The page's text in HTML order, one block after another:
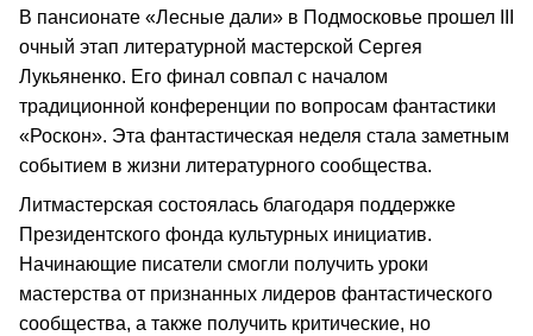
В пансионате «Лесные дали» в Подмосковье прошел III
очный этап литературной мастерской Сергея
Лукьяненко. Его финал совпал с началом
традиционной конференции по вопросам фантастики
«Роскон». Эта фантастическая неделя стала заметным
событием в жизни литературного сообщества.
Литмастерская состоялась благодаря поддержке
Президентского фонда культурных инициатив.
Начинающие писатели смогли получить уроки
мастерства от признанных лидеров фантастического
сообщества, а также получить критические, но